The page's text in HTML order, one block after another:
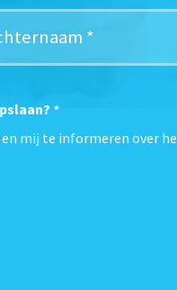
*
mij te informeren over